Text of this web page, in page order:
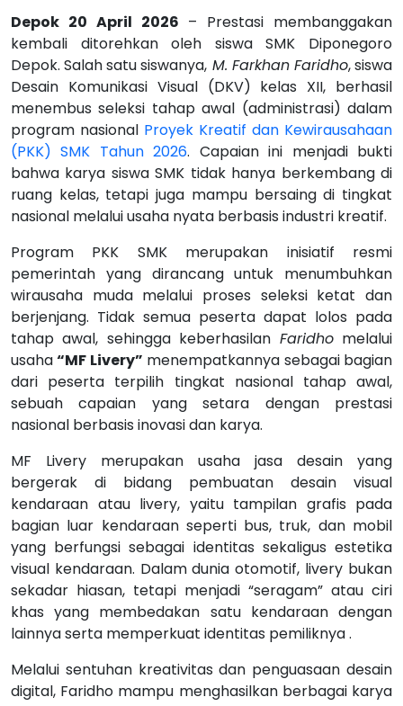
Depok 20 April 2026 – Prestasi membanggakan
kembali ditorehkan oleh siswa SMK Diponegoro
Depok. Salah satu siswanya, M. Farkhan Faridho, siswa
Desain Komunikasi Visual (DKV) kelas XII, berhasil
menembus seleksi tahap awal (administrasi) dalam
program nasional Proyek Kreatif dan Kewirausahaan
(PKK) SMK Tahun 2026. Capaian ini menjadi bukti
bahwa karya siswa SMK tidak hanya berkembang di
ruang kelas, tetapi juga mampu bersaing di tingkat
nasional melalui usaha nyata berbasis industri kreatif.
Program PKK SMK merupakan inisiatif resmi
pemerintah yang dirancang untuk menumbuhkan
wirausaha muda melalui proses seleksi ketat dan
berjenjang. Tidak semua peserta dapat lolos pada
tahap awal, sehingga keberhasilan Faridhomelalui
usaha“MF Livery” menempatkannya sebagai bagian
dari peserta terpilih tingkat nasional tahap awal,
sebuah capaian yang setara dengan prestasi
nasional berbasis inovasi dan karya.
MF Livery merupakan usaha jasa desain yang
bergerak di bidang pembuatan desain visual
kendaraan atau livery, yaitu tampilan grafis pada
bagian luar kendaraan seperti bus, truk, dan mobil
yang berfungsi sebagai identitas sekaligus estetika
visual kendaraan. Dalam dunia otomotif, livery bukan
sekadar hiasan, tetapi menjadi “seragam” atau ciri
khas yang membedakan satu kendaraan dengan
lainnya serta memperkuat identitas pemiliknya .
Melalui sentuhan kreativitas dan penguasaan desain
digital, Faridho mampu menghasilkan berbagai karya